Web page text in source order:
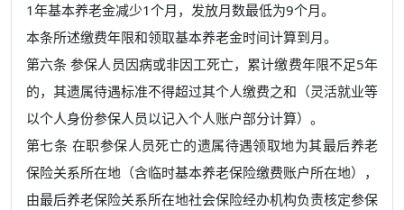
1年基本养老金减少1个月，发放月数最低为9个月。
本条所述缴费年限和领取基本养老金时间计算到月。
第六条 参保人员因病或非因工死亡，累计缴费年限不足5年
的，其遗属待遇标准不得超过其个人缴费之和（灵活就业等
以个人身份参保人员以记入个人账户部分计算）。
第七条 在职参保人员死亡的遗属待遇领取地为其最后养老
保险关系所在地（含临时基本养老保险缴费账户所在地），
由最后养老保险关系所在地社会保险经办机构负责核定参保